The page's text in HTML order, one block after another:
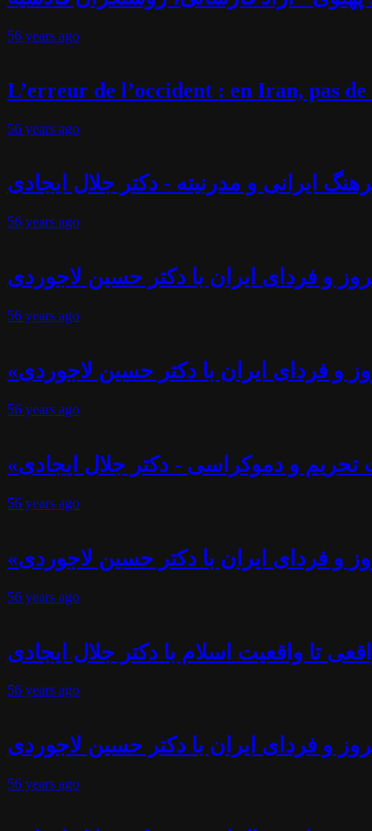
56 years ago
L’erreur de l’occident : en Iran, pas
56 years ago
ایرانی و مدرنیته - دکتر جلال ایجادی
56 years ago
و فردای ایران با دکتر حسین لاجوردی
56 years ago
و فردای ایران با دکتر حسین لاجوردی
56 years ago
تحریم و دموکراسی - دکتر جلال ایجادی
56 years ago
و فردای ایران با دکتر حسین لاجوردی
56 years ago
تا واقعیت اسلام با دکتر جلال ایجادی
56 years ago
و فردای ایران با دکتر حسین لاجوردی
56 years ago